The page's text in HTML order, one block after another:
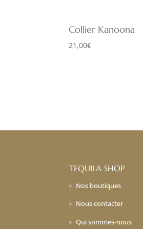
Collier Kanoona
21,00€
TEQUILA SHOP
Nos boutiques
Nous contacter
Qui sommes-nous